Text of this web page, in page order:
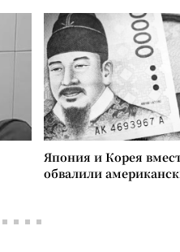
Япония и Корея
обвалили